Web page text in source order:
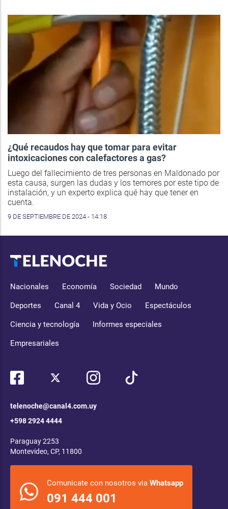
¿Qué recaudos hay que tomar para evitar
intoxicaciones con calefactores a gas?
Luego del fallecimiento de tres personas en Maldonado por
esta causa, surgen las dudas y los temores por este tipo de
instalación, y un experto explica qué hay que tener en
cuenta.
9 DE SEPTIEMBRE DE 2024 - 14:18
Nacionales Economía Sociedad Mundo
Deportes Canal 4 Vida y Ocio Espectáculos
Ciencia y tecnología Informes especiales
Empresariales
telenoche@canal4.com.uy
+598 2924 4444
Paraguay 2253
Montevideo, CP, 11800
Comunicate con nosotros via Whatsapp
091 444 001